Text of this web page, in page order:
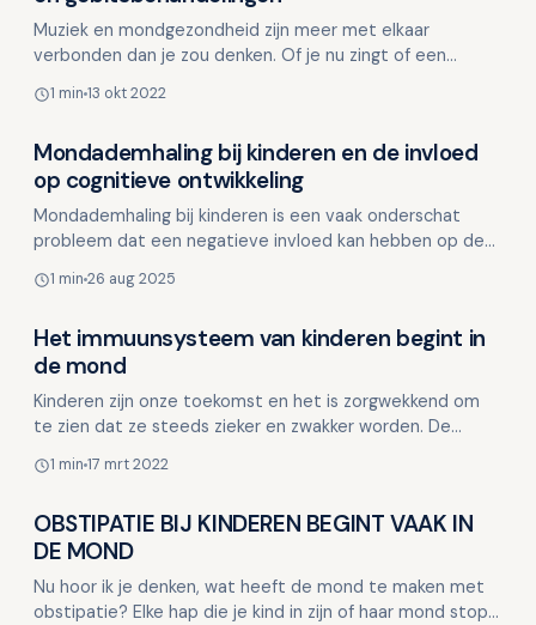
Muziek en mondgezondheid zijn meer met elkaar
verbonden dan je zou denken. Of je nu zingt of een
Dit be…
1 min 13 okt 2022
Kinderen en mondgezondheid
Mondademhaling bij kinderen en de invloed
op cognitieve ontwikkeling
Mondademhaling bij kinderen is een vaak onderschat
probleem dat een negatieve invloed kan hebben op de
d…
1 min 26 aug 2025
Kinderen en mondgezondheid
Het immuunsysteem van kinderen begint in
de mond
Kinderen zijn onze toekomst en het is zorgwekkend om
te zien dat ze steeds zieker en zwakker worden. De
1 min 17 mrt 2022
Kinderen en mondgezondheid
OBSTIPATIE BIJ KINDEREN BEGINT VAAK IN
DE MOND
Nu hoor ik je denken, wat heeft de mond te maken met
obstipatie? Elke hap die je kind in zijn of haar mond stopt